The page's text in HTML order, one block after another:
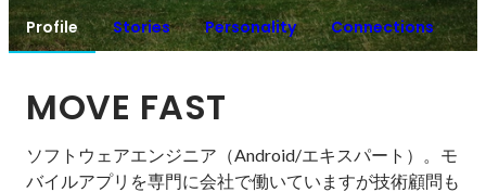
Profile Stories Personality Connections
MOVE FAST
ソフトウェアエンジニア（Android/エキスパート）。モ
バイルアプリを専門に会社で働いていますが技術顧問も